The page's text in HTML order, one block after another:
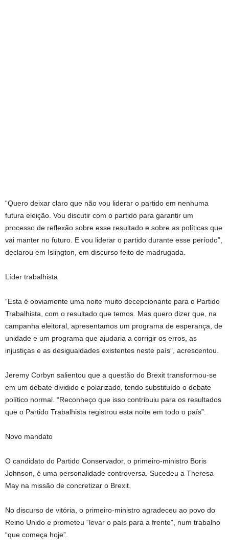
“Quero deixar claro que não vou liderar o partido em nenhuma
futura eleição. Vou discutir com o partido para garantir um
processo de reflexão sobre esse resultado e sobre as políticas que
vai manter no futuro. E vou liderar o partido durante esse período”,
declarou em Islington, em discurso feito de madrugada.
Líder trabalhista
“Esta é obviamente uma noite muito decepcionante para o Partido
Trabalhista, com o resultado que temos. Mas quero dizer que, na
campanha eleitoral, apresentamos um programa de esperança, de
unidade e um programa que ajudaria a corrigir os erros, as
injustiças e as desigualdades existentes neste país”, acrescentou.
Jeremy Corbyn salientou que a questão do Brexit transformou-se
em um debate dividido e polarizado, tendo substituído o debate
político normal. “Reconheço que isso contribuiu para os resultados
que o Partido Trabalhista registrou esta noite em todo o país”.
Novo mandato
O candidato do Partido Conservador, o primeiro-ministro Boris
Johnson, é uma personalidade controversa. Sucedeu a Theresa
May na missão de concretizar o Brexit.
No discurso de vitória, o primeiro-ministro agradeceu ao povo do
Reino Unido e prometeu “levar o país para a frente”, num trabalho
“que começa hoje”.